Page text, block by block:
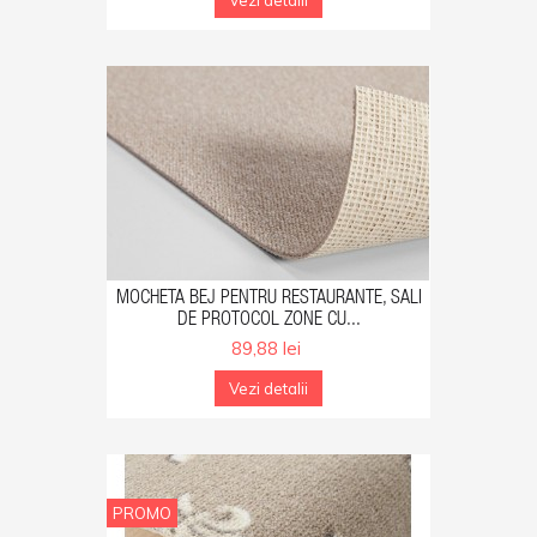
MOCHETA BEJ PENTRU RESTAURANTE, SALI
DE PROTOCOL ZONE CU...
89,88 lei
Vezi detalii
PROMO